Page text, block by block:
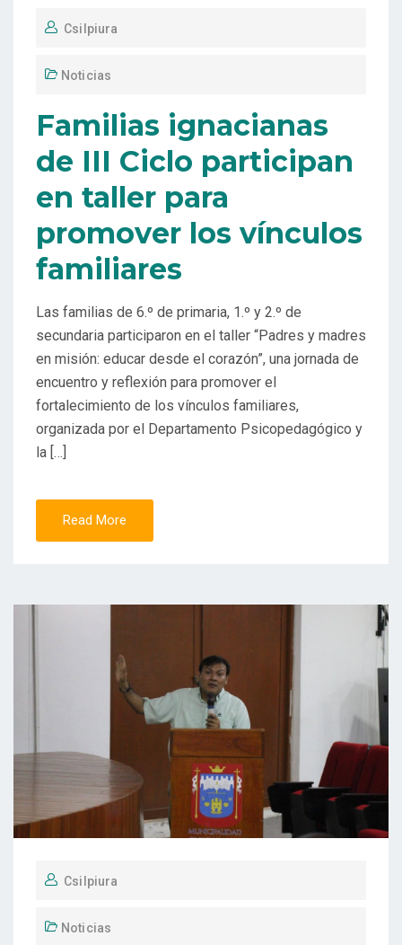
Csilpiura
Noticias
Familias ignacianas
de III Ciclo participan
en taller para
promover los vínculos
familiares
Las familias de 6.º de primaria, 1.º y 2.º de
secundaria participaron en el taller “Padres y madres
en misión: educar desde el corazón”, una jornada de
encuentro y reflexión para promover el
fortalecimiento de los vínculos familiares,
organizada por el Departamento Psicopedagógico y
la […]
Read More
Csilpiura
Noticias